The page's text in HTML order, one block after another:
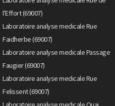
l'Effort (69007)
Laboratoire analyse medicale Rue
Faidherbe (69007)
Laboratoire analyse medicale Passage
Faugier (69007)
Laboratoire analyse medicale Rue
Felissent (69007)